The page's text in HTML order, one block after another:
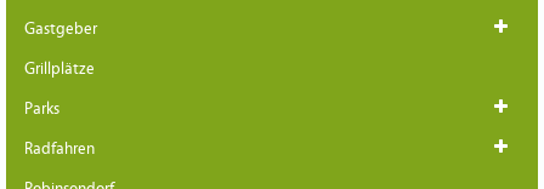
Gastgeber
Grillplätze
Parks
Radfahren